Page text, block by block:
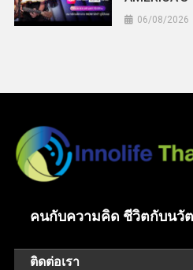
06/08/2026
คนกับความคิด ชีวิตกับนวั
ติดต่อเรา